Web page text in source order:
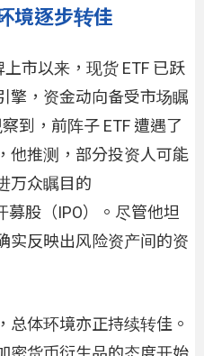
境逐步转佳
市以来，现货 ETF 已跃
擎，资金动向备受市场瞩
到，前阵子 ETF 遭遇了
他推测，部分投资人可能
万众瞩目的
募股（IPO）。尽管他坦
实反映出风险资产间的资
总体环境亦正持续转佳。